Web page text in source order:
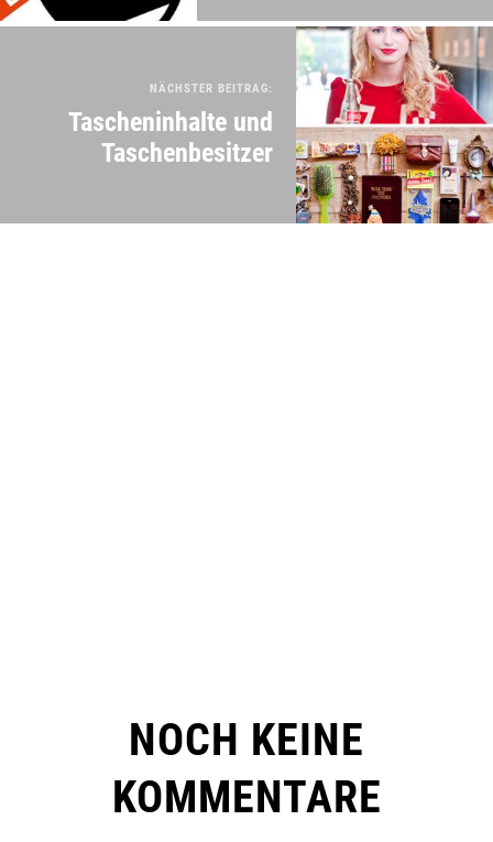
NÄCHSTER BEITRAG:
Tascheninhalte und
Taschenbesitzer
NOCH KEINE
KOMMENTARE